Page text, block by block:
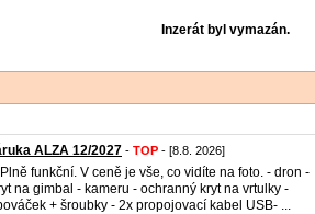
Inzerát byl vymazán.
ALZA 12/2027 - TOP - [8.8. 2026]
funkční. V ceně je vše, co vidíte na foto. - dron -
na gimbal - kameru - ochranný kryt na vrtulky -
+ šroubky - 2x propojovací kabel USB- ...